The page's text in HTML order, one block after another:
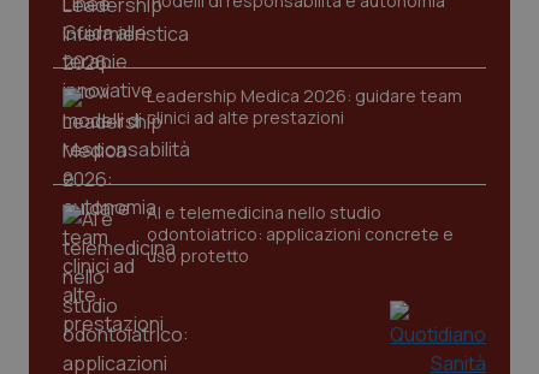
Leadership Medica 2026: guidare team
clinici ad alte prestazioni
AI e telemedicina nello studio
odontoiatrico: applicazioni concrete e
uso protetto
www.quotidianosanita.it